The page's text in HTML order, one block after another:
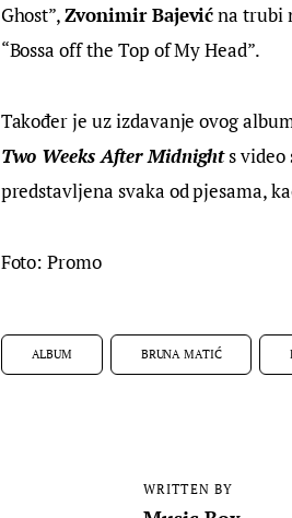
Ghost”, Zvonimir Bajević na trubi
“Bossa off the Top of My Head”.
Također je uz izdavanje ovog
Two Weeks After Midnight s video
predstavljena svaka od pjesama,
Foto: Promo
ALBUM BRUNA MATIĆ
WRITTEN BY